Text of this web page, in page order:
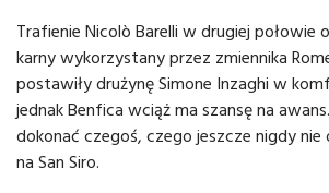
Trafienie Nicolò Barelli w drugiej połowie
karny wykorzystany przez zmiennika
postawiły drużynę Simone Inzaghi w
jednak Benfica wciąż ma szansę na
dokonać czegoś, czego jeszcze nigdy nie
na San Siro.